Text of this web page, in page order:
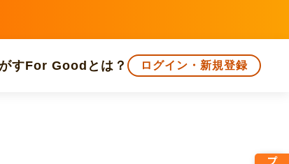
すFor Goodとは？ ログイン・新規登録